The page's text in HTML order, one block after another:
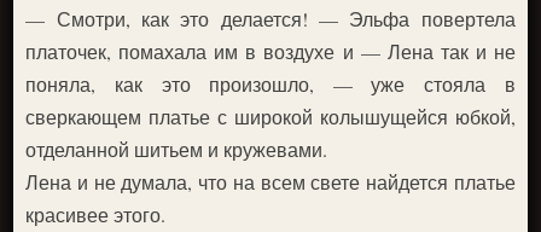
— Смотри, как это делается! — Эльфа повертела
платочек, помахала им в воздухе и — Лена так и не
поняла, как это произошло, — уже стояла в
сверкающем платье с широкой колышущейся юбкой,
отделанной шитьем и кружевами.
Лена и не думала, что на всем свете найдется платье
красивее этого.